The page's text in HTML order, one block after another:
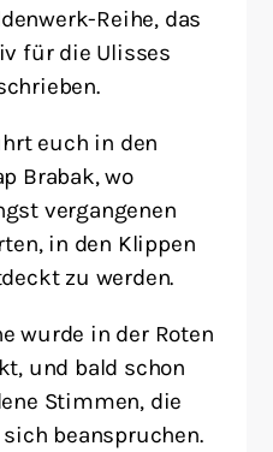
Reihe, das
für die Ulisses
euch in den
Brabak, wo
vergangenen
in den Klippen
zu werden.
wurde in der Roten
und bald schon
Stimmen, die
beanspruchen.